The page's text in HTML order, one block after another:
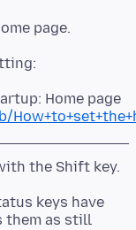
Home page
keys have
them as still